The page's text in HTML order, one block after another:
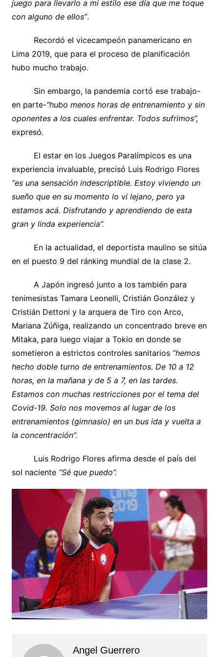
juego para llevarlo a mi estilo ese día que me toque
con alguno de ellos”.
Recordó el vicecampeón panamericano en
Lima 2019, que para el proceso de planificación
hubo mucho trabajo.
Sin embargo, la pandemia cortó ese trabajo-
en parte-“hubo menos horas de entrenamiento y sin
oponentes a los cuales enfrentar. Todos sufrimos”,
expresó.
El estar en los Juegos Paralímpicos es una
experiencia invaluable, precisó Luis Rodrigo Flores
“es una sensación indescriptible. Estoy viviendo un
sueño que en su momento lo vi lejano, pero ya
estamos acá. Disfrutando y aprendiendo de esta
gran y linda experiencia”.
En la actualidad, el deportista maulino se sitúa
en el puesto 9 del ránking mundial de la clase 2.
A Japón ingresó junto a los también para
tenimesistas Tamara Leonelli, Cristián González y
Cristián Dettoni y la arquera de Tiro con Arco,
Mariana Zúñiga, realizando un concentrado breve en
Mitaka, para luego viajar a Tokio en donde se
sometieron a estrictos controles sanitarios “hemos
hecho doble turno de entrenamientos. De 10 a 12
horas, en la mañana y de 5 a 7, en las tardes.
Estamos con muchas restricciones por el tema del
Covid-19. Solo nos movemos al lugar de los
entrenamientos (gimnasio) en un bus ida y vuelta a
la concentración”.
Luis Rodrigo Flores afirma desde el país del
sol naciente “Sé que puedo”.
Angel Guerrero